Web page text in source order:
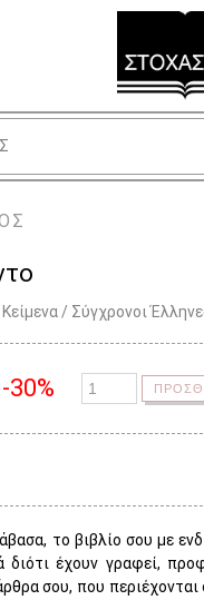
/ Σύγχρονοι
-30%
το βιβλίο σου με
διότι έχουν γραφεί,
σου, που